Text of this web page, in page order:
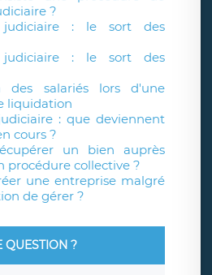
?
judiciaire : le sort des
judiciaire : le sort des
des salariés lors d'une
liquidation
: que deviennent
cours ?
un bien auprès
procédure collective ?
une entreprise malgré
de gérer ?
QUESTION ?